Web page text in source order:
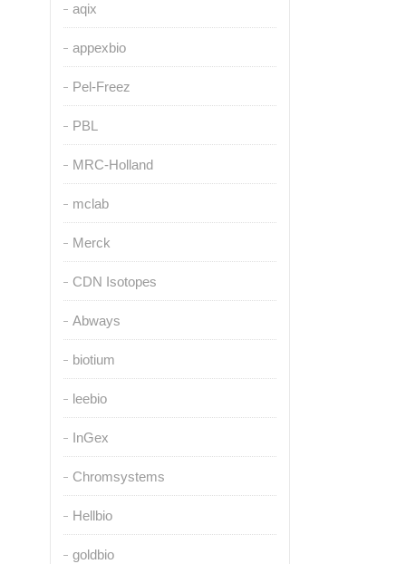
aqix
appexbio
Pel-Freez
PBL
MRC-Holland
mclab
Merck
CDN Isotopes
Abways
biotium
leebio
InGex
Chromsystems
Hellbio
goldbio